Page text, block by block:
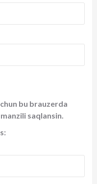
bu brauzerda
saqlansin.